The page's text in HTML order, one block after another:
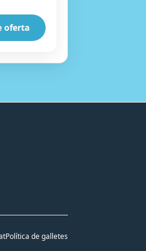
oferta
Política de galletes